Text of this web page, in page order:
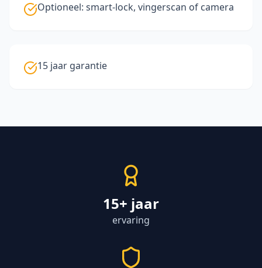
Optioneel: smart-lock, vingerscan of camera
15 jaar garantie
15+ jaar
ervaring